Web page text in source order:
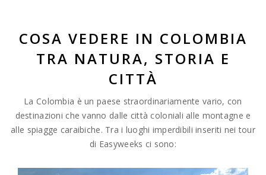
COSA VEDERE IN COLOMBIA
TRA NATURA, STORIA E
CITTÀ
La Colombia è un paese straordinariamente vario, con
destinazioni che vanno dalle città coloniali alle montagne e
alle spiagge caraibiche. Tra i luoghi imperdibili inseriti nei tour
di Easyweeks ci sono: